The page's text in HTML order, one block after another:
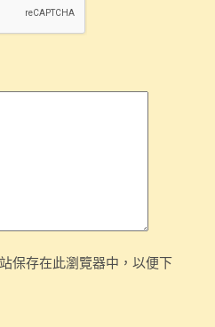
保存在此瀏覽器中，以便下